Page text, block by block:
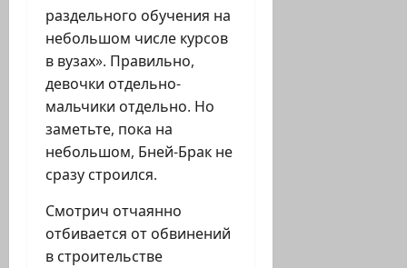
раздельного обучения на
небольшом числе курсов
в вузах». Правильно,
девочки отдельно-
мальчики отдельно. Но
заметьте, пока на
небольшом, Бней-Брак не
сразу строился.
Смотрич отчаянно
отбивается от обвинений
в строительстве